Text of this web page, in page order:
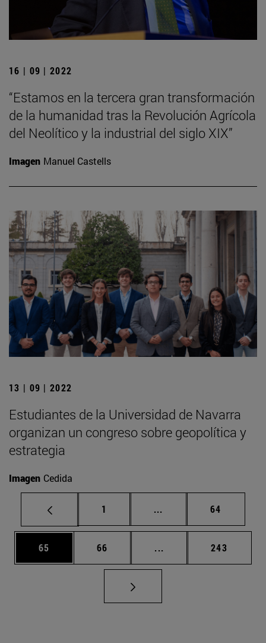
16 | 09 | 2022
“Estamos en la tercera gran transformación
de la humanidad tras la Revolución Agrícola
del Neolítico y la industrial del siglo XIX”
Imagen Manuel Castells
13 | 09 | 2022
Estudiantes de la Universidad de Navarra
organizan un congreso sobre geopolítica y
estrategia
Imagen Cedida
Página
1 ... Páginas intermedias
Página
64
Página
65 Página
66 ... Páginas intermedias
Página
243